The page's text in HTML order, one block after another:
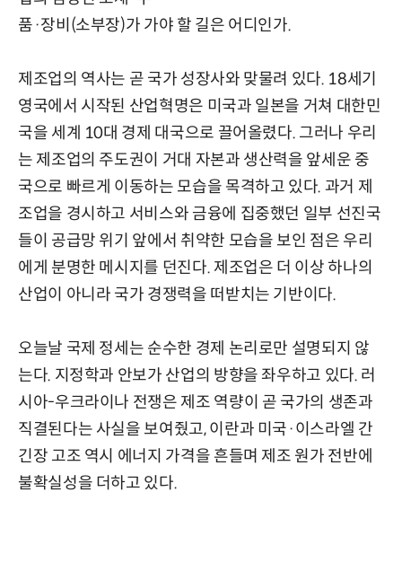
품·장비(소부장)가 가야 할 길은 어디인가.
제조업의 역사는 곧 국가 성장사와 맞물려 있다. 18세기
영국에서 시작된 산업혁명은 미국과 일본을 거쳐 대한민
국을 세계 10대 경제 대국으로 끌어올렸다. 그러나 우리
는 제조업의 주도권이 거대 자본과 생산력을 앞세운 중
국으로 빠르게 이동하는 모습을 목격하고 있다. 과거 제
조업을 경시하고 서비스와 금융에 집중했던 일부 선진국
들이 공급망 위기 앞에서 취약한 모습을 보인 점은 우리
에게 분명한 메시지를 던진다. 제조업은 더 이상 하나의
산업이 아니라 국가 경쟁력을 떠받치는 기반이다.
오늘날 국제 정세는 순수한 경제 논리로만 설명되지 않
는다. 지정학과 안보가 산업의 방향을 좌우하고 있다. 러
시아-우크라이나 전쟁은 제조 역량이 곧 국가의 생존과
직결된다는 사실을 보여줬고, 이란과 미국·이스라엘 간
긴장 고조 역시 에너지 가격을 흔들며 제조 원가 전반에
불확실성을 더하고 있다.